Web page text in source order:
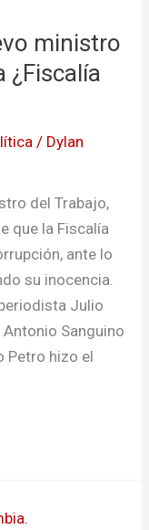
ministro
¿Fiscalía
/ Dylan
del Trabajo,
que la Fiscalía
ante lo
su inocencia.
Julio
Sanguino
Petro hizo el